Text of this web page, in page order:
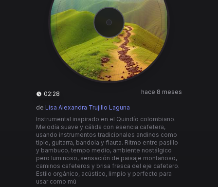
02:28 hace 8 meses
de Lisa Alexandra Trujillo Laguna
Instrumental inspirado en el Quindío colombiano.
Melodía suave y cálida con esencia cafetera,
usando instrumentos tradicionales andinos como
tiple, guitarra, bandola y flauta. Ritmo entre pasillo
y bambuco, tempo medio, ambiente nostálgico
pero luminoso, sensación de paisaje montañoso,
caminos cafeteros y brisa fresca del eje cafetero.
Estilo orgánico, acústico, limpio y perfecto para
usar como mú